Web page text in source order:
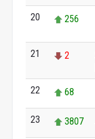
20 256
21 2
22 68
23 3807